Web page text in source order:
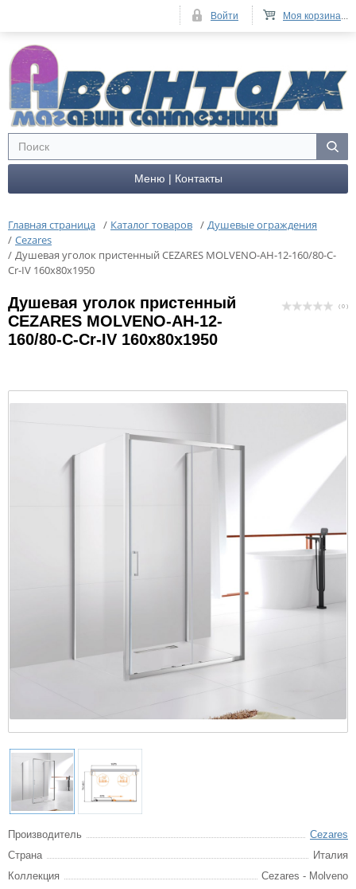
Меню | Контакты
Главная страница / Каталог товаров / Душевые ограждения
/ Cezares
/ Душевая уголок пристенный CEZARES MOLVENO-AH-12-160/80-C-
Cr-IV 160x80x1950
Душевая уголок пристенный
CEZARES MOLVENO-AH-12-
160/80-C-Cr-IV 160x80x1950
( 0 )
Производитель
Cezares
Страна
Италия
Коллекция
Cezares - Molveno
Моя корзина...
Войти